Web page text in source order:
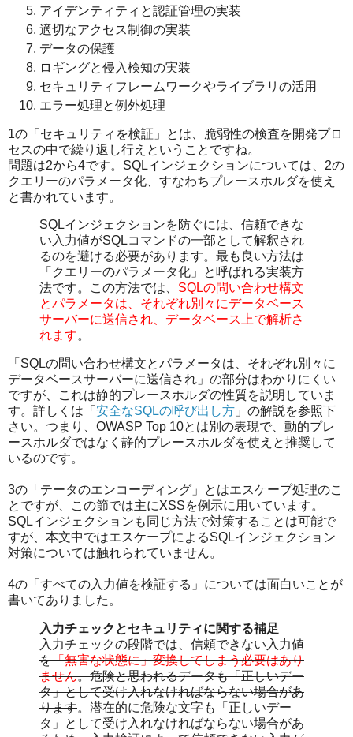
アイデンティティと認証管理の実装
適切なアクセス制御の実装
データの保護
ロギングと侵入検知の実装
セキュリティフレームワークやライブラリの活用
エラー処理と例外処理
1の「セキュリティを検証」とは、脆弱性の検査を開発プロ
セスの中で繰り返し行えということですね。
問題は2から4です。SQLインジェクションについては、2の
クエリーのパラメータ化、すなわちプレースホルダを使え
と書かれています。
SQLインジェクションを防ぐには、信頼できな
い入力値がSQLコマンドの一部として解釈され
るのを避ける必要があります。最も良い方法は
「クエリーのパラメータ化」と呼ばれる実装方
法です。この方法では、 SQLの問い合わせ構文
とパラメータは、それぞれ別々にデータベース
サーバーに送信され、データベース上で解析さ
れます。
「SQLの問い合わせ構文とパラメータは、それぞれ別々に
データベースサーバーに送信され」の部分はわかりにくい
ですが、これは静的プレースホルダの性質を説明していま
す。詳しくは「 安全なSQLの呼び出し方 」の解説を参照下
さい。つまり、OWASP Top 10とは別の表現で、動的プレ
ースホルダではなく静的プレースホルダを使えと推奨して
いるのです。
3の「テータのエンコーディング」とはエスケープ処理のこ
とですが、この節では主にXSSを例示に用いています。
SQLインジェクションも同じ方法で対策することは可能で
すが、本文中ではエスケープによるSQLインジェクション
対策については触れられていません。
4の「すべての入力値を検証する」については面白いことが
書いてありました。
入力チェックとセキュリティに関する補足
入力チェックの段階では、信頼できない入力値
を「無害な状態に」変換してしまう必要はあり
ません。危険と思われるデータも「正しいデー
タ」として受け入れなければならない場合があ
ります。潜在的に危険な文字も「正しいデー
タ」として受け入れなければならない場合があ